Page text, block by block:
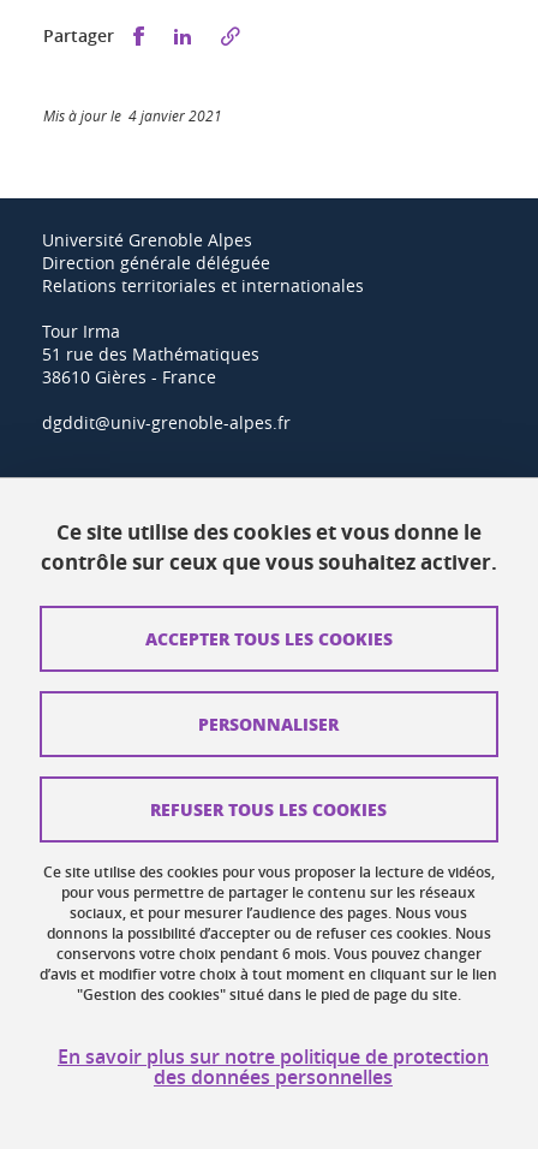
Partager Partager sur Facebook
Partager sur LinkedIn
Mis à jour le 4 janvier 2021
Université Grenoble Alpes
Direction générale déléguée
Relations territoriales et internationales
Tour Irma
51 rue des Mathématiques
38610 Gières - France
dgddit@univ-grenoble-alpes.fr
Ressources
Contacts
Plans d'accès
Mentions légales
Plan du site web
Gestion des cookies
Accessibilité : non conforme
Ce site utilise des cookies et vous donne le
contrôle sur ceux que vous souhaitez activer.
Ce site utilise des cookies pour vous proposer la lecture de vidéos,
pour vous permettre de partager le contenu sur les réseaux
sociaux, et pour mesurer l’audience des pages. Nous vous
donnons la possibilité d’accepter ou de refuser ces cookies. Nous
conservons votre choix pendant 6 mois. Vous pouvez changer
d’avis et modifier votre choix à tout moment en cliquant sur le lien
"Gestion des cookies" situé dans le pied de page du site.
En savoir plus sur notre politique de protection
des données personnelles
ACCEPTER TOUS LES COOKIES
REFUSER TOUS LES COOKIES
PERSONNALISER